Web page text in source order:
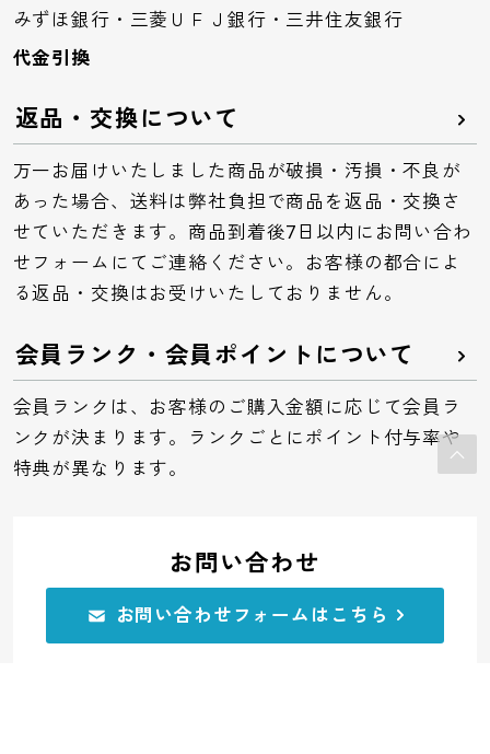
みずほ銀行・三菱ＵＦＪ銀行・三井住友銀行
代金引換
返品・交換について
万一お届けいたしました商品が破損・汚損・不良が
あった場合、送料は弊社負担で商品を返品・交換さ
せていただきます。商品到着後7日以内にお問い合わ
せフォームにてご連絡ください。お客様の都合によ
る返品・交換はお受けいたしておりません。
会員ランク・会員ポイントについて
会員ランクは、お客様のご購入金額に応じて会員ラ
ンクが決まります。ランクごとにポイント付与率や
特典が異なります。
お問い合わせ
お問い合わせフォームはこちら